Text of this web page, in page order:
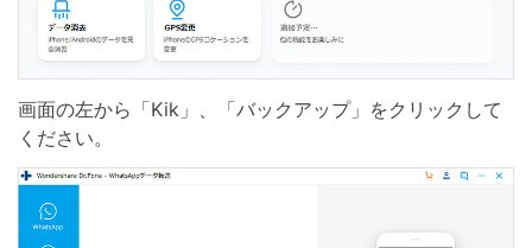
画面の左から「Kik」、「バックアップ」をクリックして
ください。